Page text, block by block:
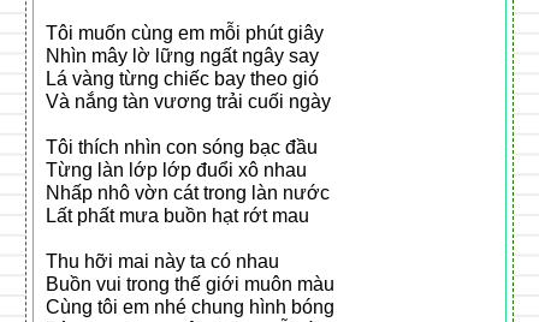
Tôi muốn cùng em mỗi phút giây
Nhìn mây lờ lững ngất ngây say
Lá vàng từng chiếc bay theo gió
Và nắng tàn vương trải cuối ngày
Tôi thích nhìn con sóng bạc đầu
Từng làn lớp lớp đuổi xô nhau
Nhấp nhô vờn cát trong làn nước
Lất phất mưa buồn hạt rớt mau
Thu hỡi mai này ta có nhau
Buồn vui trong thế giới muôn màu
Cùng tôi em nhé chung hình bóng